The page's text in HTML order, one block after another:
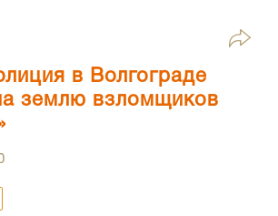
в Волгограде
землю взломщиков